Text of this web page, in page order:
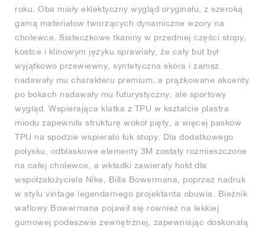
roku. Oba miały eklektyczny wygląd oryginału, z szeroką
gamą materiałów tworzących dynamiczne wzory na
cholewce. Siateczkowe tkaniny w przedniej części stopy,
kostce i klinowym języku sprawiały, że cały but był
wyjątkowo przewiewny, syntetyczna skóra i zamsz
nadawały mu charakteru premium, a prążkowane akcenty
po bokach nadawały mu futurystyczny, ale sportowy
wygląd. Wspierająca klatka z TPU w kształcie plastra
miodu zapewniła strukturę wokół pięty, a więcej pasków
TPU na spodzie wspierało łuk stopy. Dla dodatkowego
połysku, odblaskowe elementy 3M zostały rozmieszczone
na całej cholewce, a wkładki zawierały hołd dla
współzałożyciela Nike, Billa Bowermana, poprzez nadruk
w stylu vintage legendarnego projektanta obuwia. Bieżnik
waflowy Bowermana pojawił się również na lekkiej
gumowej podeszwie zewnętrznej, zapewniając doskonałą